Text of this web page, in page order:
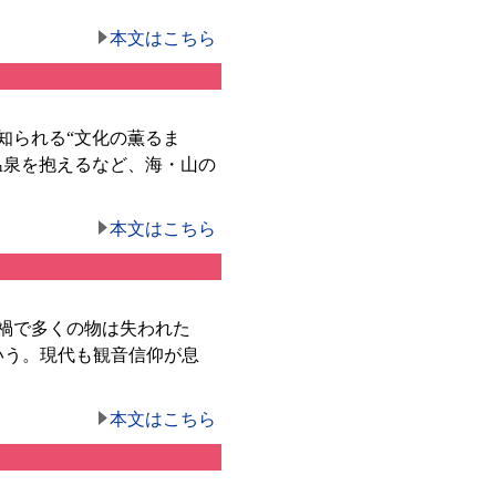
本文はこちら
れる“文化の薫るま
を抱えるなど、海・山の
本文はこちら
で多くの物は失われた
。現代も観音信仰が息
本文はこちら